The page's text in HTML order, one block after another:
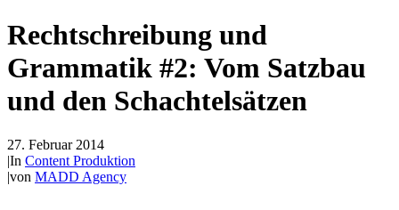
Rechtschreibung und
Grammatik #2: Vom Satzbau
und den Schachtelsätzen
27. Februar 2014
|In Content Produktion
|von MADD Agency